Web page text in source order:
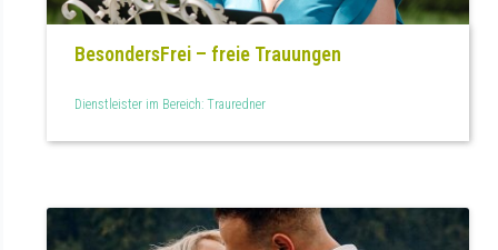
BesondersFrei – freie Trauungen
Dienstleister im Bereich: Trauredner